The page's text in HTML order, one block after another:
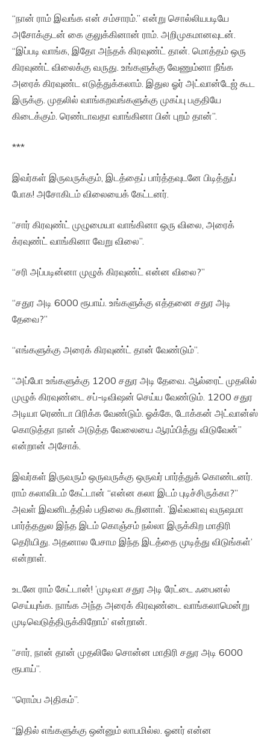
“நான் ராம் இவங்க என் சம்சாரம்.” என்று சொல்லியபடியே
அசோக்குடன் கை குலுக்கினான் ராம். அறிமுகமானவுடன்.
“இப்படி வாங்க, இதோ அந்தக் கிரவுண்ட் தான். மொத்தம் ஒரு
கிரவுண்ட் விலைக்கு வருது. உங்களுக்கு வேணும்னா நீங்க
அரைக் கிரவுண்ட எடுத்துக்கலாம். இதுல ஓர் அட்வான்டேஜ் கூட
இருக்கு. முதலில் வாங்கறவங்களுக்கு முகப்பு பகுதியே
கிடைக்கும். ரெண்டாவதா வாங்கினா பின் புறம் தான்”.
***
இவர்கள் இருவருக்கும், இடத்தைப் பார்த்தவுடனே பிடித்துப்
போக! அசோகிடம் விலையைக் கேட்டனர்.
“சார் கிரவுண்ட் முழுமையா வாங்கினா ஒரு விலை, அரைக்
க்ரவுண்ட் வாங்கினா வேறு விலை”.
“சரி அப்படின்னா முழுக் கிரவுண்ட் என்ன விலை?”
“சதுர அடி 6000 ரூபாய். உங்களுக்கு எத்தனை சதுர அடி
தேவை?”
“எங்களுக்கு அரைக் கிரவுண்ட் தான் வேண்டும்”.
“அப்போ உங்களுக்கு 1200 சதுர அடி தேவை. ஆல்ரைட் முதலில்
முழுக் கிரவுண்டை சப்-டிவிஷன் செய்ய வேண்டும். 1200 சதுர
அடியா ரெண்டா பிரிக்க வேண்டும். ஓக்கே, டோக்கன் அட்வான்ஸ்
கொடுத்தா நான் அடுத்த வேலையை ஆரம்பித்து விடுவேன்”
என்றான் அசோக்.
இவர்கள் இருவரும் ஒருவருக்கு ஒருவர் பார்த்துக் கொண்டனர்.
ராம் கலாவிடம் கேட்டான் “என்ன கலா இடம் புடிச்சிருக்கா?”
அவள் இவனிடத்தில் பதிலை கூறினாள். ’இவ்வளவு வருஷமா
பார்த்ததுல இந்த இடம் கொஞ்சம் நல்லா இருக்கிற மாதிரி
தெரியிது. அதனால பேசாம இந்த இடத்தை முடித்து விடுங்கள்’
என்றாள்.
உடனே ராம் கேட்டான்! ’முடிவா சதுர அடி ரேட்டை ஃபைனல்
செய்யுங்க. நாங்க அந்த அரைக் கிரவுண்டை வாங்கலாமென்று
முடிவெடுத்திருக்கிறோம்’ என்றான்.
“சார், நான் தான் முதலிலே சொன்ன மாதிரி சதுர அடி 6000
ரூபாய்”.
“ரொம்ப அதிகம்”.
“இதில் எங்களுக்கு ஒன்னும் லாபமில்ல. ஓனர் என்ன